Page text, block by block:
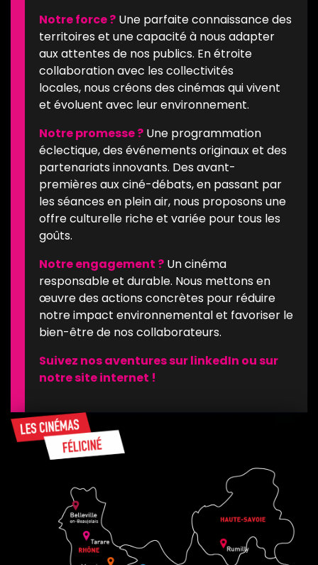
Notre force ? Une parfaite connaissance des
territoires et une capacité à nous adapter
aux attentes de nos publics. En étroite
collaboration avec les collectivités
locales, nous créons des cinémas qui vivent
et évoluent avec leur environnement.
Notre promesse ? Une programmation
éclectique, des événements originaux et des
partenariats innovants. Des avant-
premières aux ciné-débats, en passant par
les séances en plein air, nous proposons une
offre culturelle riche et variée pour tous les
goûts.
Notre engagement ? Un cinéma
responsable et durable. Nous mettons en
œuvre des actions concrètes pour réduire
notre impact environnemental et favoriser le
bien-être de nos collaborateurs.
Suivez nos aventures surlinkedIn ou sur
notresite internet !